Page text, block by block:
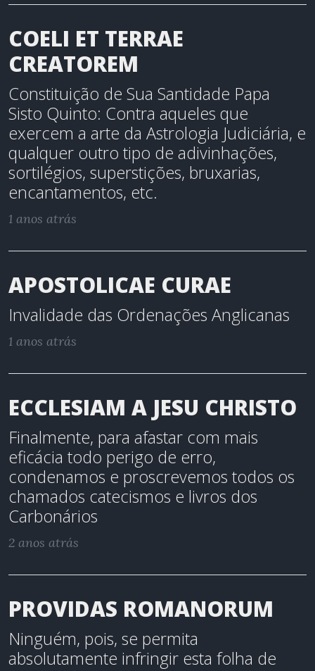
COELI ET TERRAE
CREATOREM
Constituição de Sua Santidade Papa
Sisto Quinto: Contra aqueles que
exercem a arte da Astrologia Judiciária, e
qualquer outro tipo de adivinhações,
sortilégios, superstições, bruxarias,
encantamentos, etc.
1 anos atrás
APOSTOLICAE CURAE
Invalidade das Ordenações Anglicanas
1 anos atrás
ECCLESIAM A JESU CHRISTO
Finalmente, para afastar com mais
eficácia todo perigo de erro,
condenamos e proscrevemos todos os
chamados catecismos e livros dos
Carbonários
2 anos atrás
PROVIDAS ROMANORUM
Ninguém, pois, se permita
absolutamente infringir esta folha de